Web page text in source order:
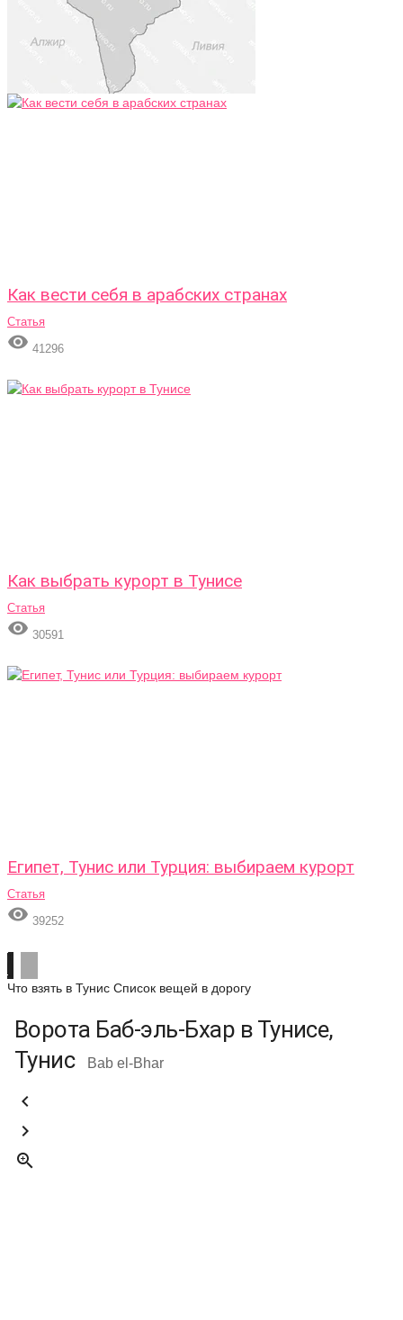
Как вести себя в арабских странах
Статья
 41296
Как выбрать курорт в Тунисе
Статья
 30591
Египет, Тунис или Турция: выбираем курорт
Статья
 39252
Что взять в Тунис Список вещей в дорогу
Ворота Баб-эль-Бхар в Тунисе,
Тунис
Bab el-Bhar


